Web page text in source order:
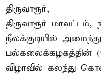
திருவாரூர்,
திருவாரூர்
நீலக்குடியில்
பல்கலைக்கழகத்தின்
விழாவில் கலந்து